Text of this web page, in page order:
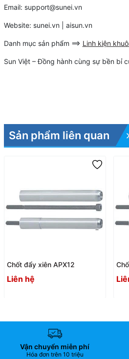
Email: support@sunei.vn
Website: sunei.vn | aisun.vn
Danh mục sản phẩm ==> Linh kiện
Sun Việt – Đồng hành cùng sự bền bỉ
Sản phẩm liên quan
Chốt đẩy xiên APX12
Liên hệ
Vận chuyển miễn phí
Hóa đơn trên 10 triệu